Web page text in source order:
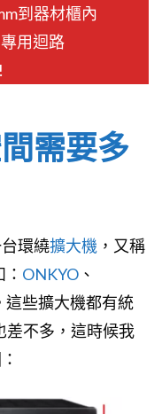
到器材櫃內
用迴路
需要多
環繞擴大機 ，又稱
ONKYO 、
這些擴大機都有統
差不多，這時候我